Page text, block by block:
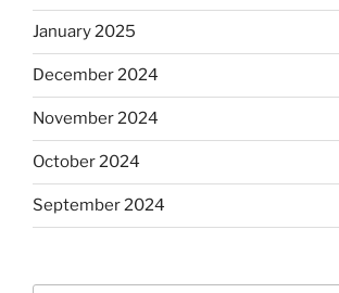
January 2025
December 2024
November 2024
October 2024
September 2024